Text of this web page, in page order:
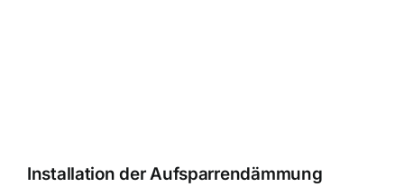
Installation der Aufsparrendämmung